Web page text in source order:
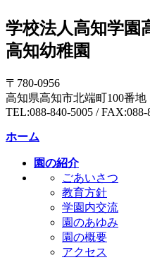
学校法人高知学園
高知幼稚園
〒780-0956
高知県高知市北端町100番地
TEL:088-840-5005 / FAX:088-
ホーム
園の紹介
ごあいさつ
教育方針
学園内交流
園のあゆみ
園の概要
アクセス